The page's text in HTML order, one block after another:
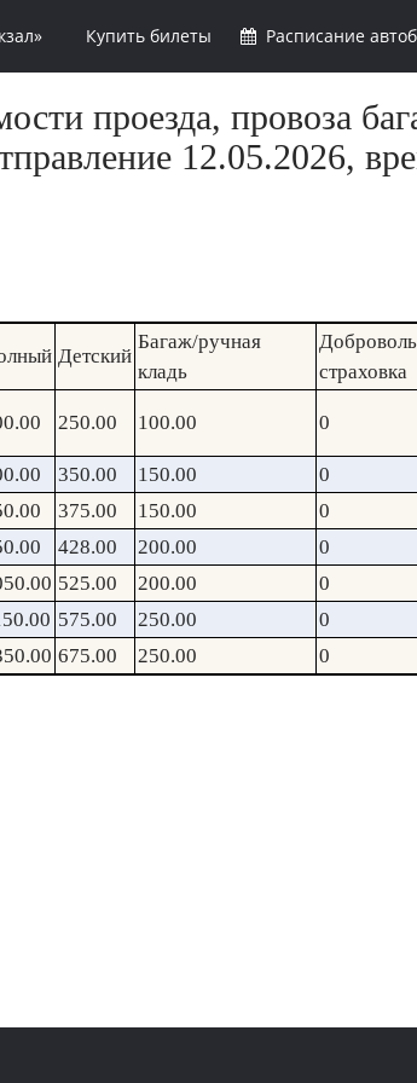
Купить билеты Расписание
проезда, провоза
12.05.2026,
Детский
Багаж/ручная
кладь
страховка
250.00 100.00 0
350.00 150.00 0
375.00 150.00 0
428.00 200.00 0
525.00 200.00 0
575.00 250.00 0
675.00 250.00 0